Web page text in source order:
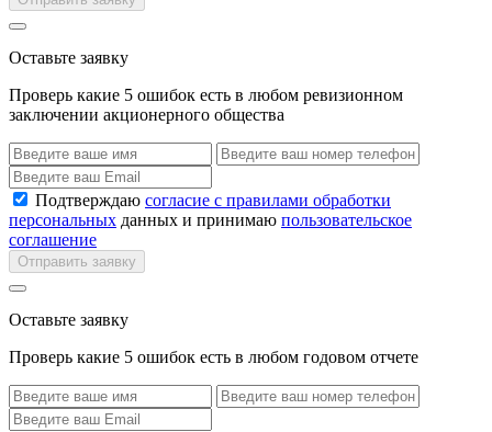
Оставьте заявку
Проверь какие 5 ошибок есть в любом ревизионном
заключении акционерного общества
Подтверждаю согласие с правилами обработки
персональных данных и принимаю пользовательское
соглашение
Отправить заявку
Оставьте заявку
Проверь какие 5 ошибок есть в любом годовом отчете